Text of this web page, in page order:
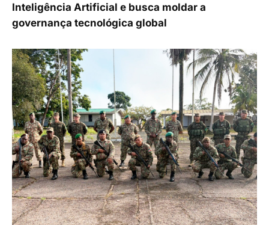
Inteligência Artificial e busca moldar a
governança tecnológica global